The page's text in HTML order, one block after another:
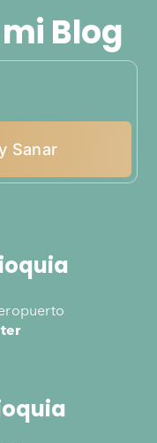
Blog
Sanar